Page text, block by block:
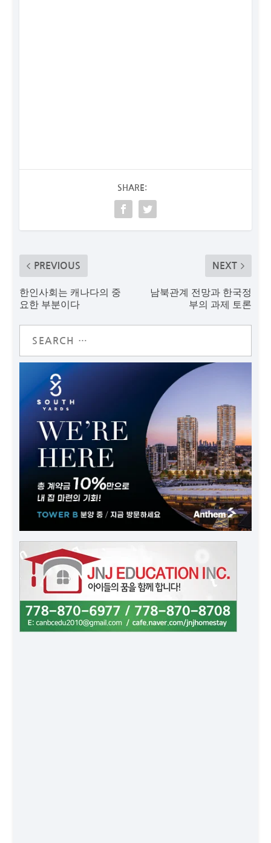
SHARE:
PREVIOUS
한인사회는 캐나다의 중
요한 부분이다
NEXT
남북관계 전망과 한국정
부의 과제 토론